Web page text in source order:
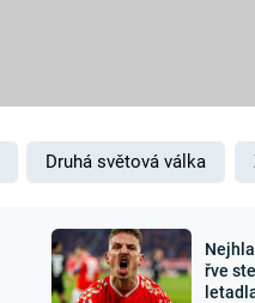
MARS
Záhady a
Druhá světová válka
řve